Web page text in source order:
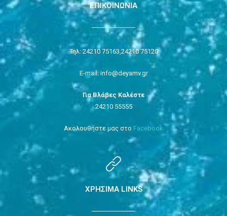
ΕΠΙΚΟΙΝΩΝΙΑ
Τηλ: 24210 75163, 24210 75120
E-mail: info@deyamv.gr
Για Βλάβες Καλέστε
24210 55555
Ακολουθήστε μας στο Facebook
ΧΡΗΣΙΜΑ LINKS